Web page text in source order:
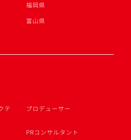
福岡県
富山県
テ
プロデューサー
PRコンサルタント